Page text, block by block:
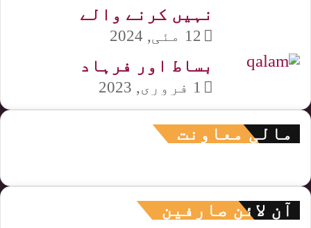
نہیں کرنے والے
12 مئی, 2024
بساط اور فرہاد
1 فروری, 2023
مالی معاونت
آن لائن صارفین